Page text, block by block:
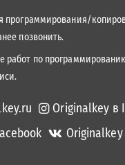
программирования/
позвонить.
работ по
Originalkey в
Originalkey